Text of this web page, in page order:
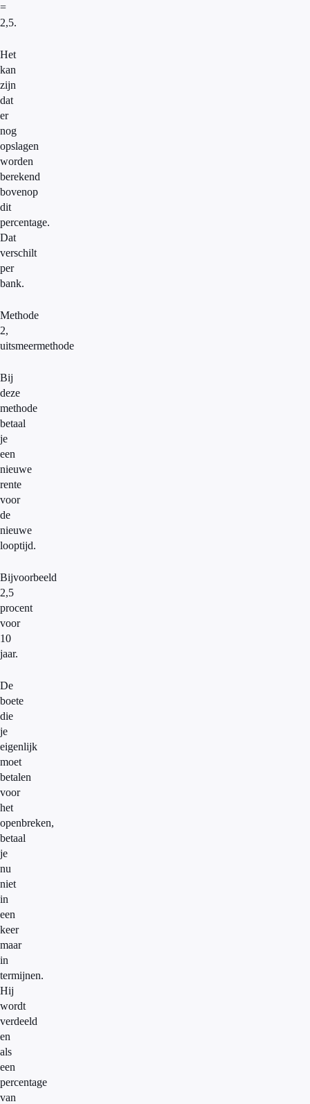
=
2,5.
Het
kan
zijn
dat
er
nog
opslagen
worden
berekend
bovenop
dit
percentage.
Dat
verschilt
per
bank.
Methode
2,
uitsmeermethode
Bij
deze
methode
betaal
je
een
nieuwe
rente
voor
de
nieuwe
looptijd.
Bijvoorbeeld
2,5
procent
voor
10
jaar.
De
boete
die
je
eigenlijk
moet
betalen
voor
het
openbreken,
betaal
je
nu
niet
in
een
keer
maar
in
termijnen.
Hij
wordt
verdeeld
en
als
een
percentage
van